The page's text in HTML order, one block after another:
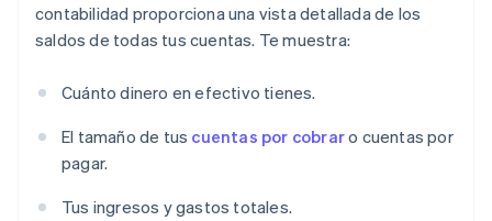
contabilidad proporciona una vista detallada de los
saldos de todas tus cuentas. Te muestra:
Cuánto dinero en efectivo tienes.
El tamaño de tus cuentas por cobraro cuentas por
pagar.
Tus ingresos y gastos totales.